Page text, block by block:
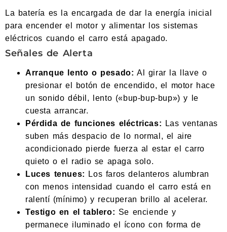
La batería es la encargada de dar la energía inicial
para encender el motor y alimentar los sistemas
eléctricos cuando el carro está apagado.
Señales de Alerta
Arranque lento o pesado: Al girar la llave o
presionar el botón de encendido, el motor hace
un sonido débil, lento («bup-bup-bup») y le
cuesta arrancar.
Pérdida de funciones eléctricas: Las ventanas
suben más despacio de lo normal, el aire
acondicionado pierde fuerza al estar el carro
quieto o el radio se apaga solo.
Luces tenues:
Los faros delanteros alumbran
con menos intensidad cuando el carro está en
ralentí (mínimo) y recuperan brillo al acelerar.
Testigo en el tablero: Se enciende y
permanece iluminado el ícono con forma de